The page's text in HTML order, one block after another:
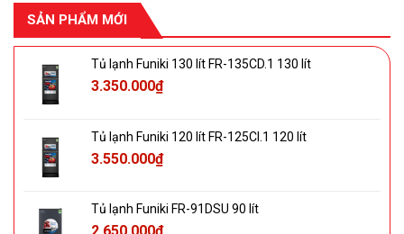
SẢN PHẨM MỚI
Tủ lạnh Funiki 130 lít FR-135CD.1 130 lít
3.350.000₫
Tủ lạnh Funiki 120 lít FR-125CI.1 120 lít
3.550.000₫
Tủ lạnh Funiki FR-91DSU 90 lít
2.650.000₫